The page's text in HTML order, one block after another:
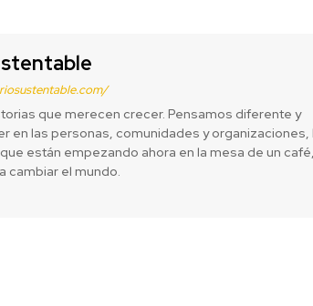
que merecen crecer. Pensamos diferente y
en las personas, comunidades y organizaciones,
están empezando ahora en la mesa de un café,
cambiar el mundo.